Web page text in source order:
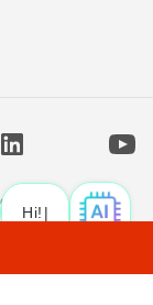
is |